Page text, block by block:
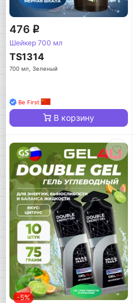
476 q
Шейкер 700 мл
TS1314
700 мл, Зеленый
Be First
В корзину
-5%